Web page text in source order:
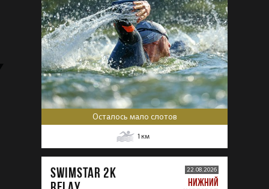
Осталось мало слотов
1 км
SWIMSTAR 2K
22.08.2026
НИЖНИЙ